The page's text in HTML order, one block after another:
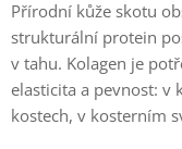
Přírodní kůže skotu
strukturální protein
v tahu. Kolagen je
elasticita a pevnost: v
kostech, v kosterním